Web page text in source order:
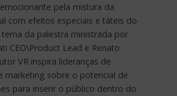
pela mistura da
com efeitos especiais e táteis do
tema da palestra ministrada por
CEO\Product Lead e Renato
VR inspira lideranças de
marketing sobre o potencial de
para inserir o público dentro do